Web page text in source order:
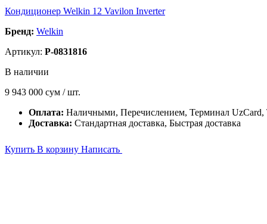
Кондиционер Welkin 12 Vavilon Inverter
Бренд: Welkin
Артикул: P-0831816
В наличии
9 943 000 сум / шт.
Оплата: Наличными, Перечислением, Терминал
Доставка: Стандартная доставка, Быстрая доставка
Купить В корзину Написать